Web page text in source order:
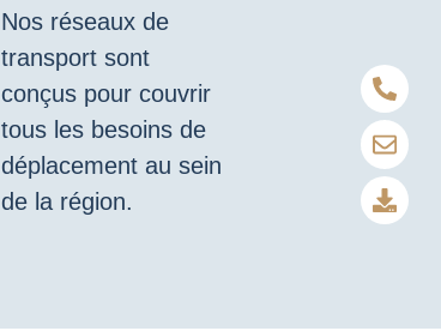
Nos réseaux de
transport sont
conçus pour couvrir
tous les besoins de
déplacement au sein
de la région.